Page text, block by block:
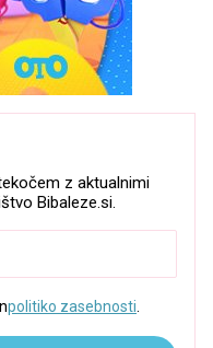
z aktualnimi
Bibaleze.si.
politiko zasebnosti.